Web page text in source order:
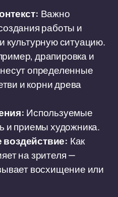
Важно
работы и
культурную ситуацию.
драпировка и
определенные
и корни древа
Используемые
и приемы художника.
Как
на зрителя —
восхищение или